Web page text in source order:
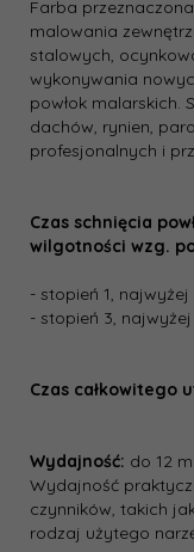
Farba
malowania
stalowych,
wykonywania
powłok malarskich.
dachów, rynien,
profesjonalnych i
Czas schnięcia
wilgotności wzg.
- stopień 1, najwyżej
- stopień 3,
Czas całkowitego
Wydajność: do 12
Wydajność
czynników, takich
rodzaj użytego